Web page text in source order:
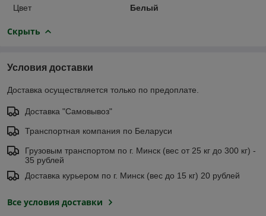
Цвет
Белый
Скрыть
Условия доставки
Доставка осуществляется только по предоплате.
Доставка "Самовывоз"
Транспортная компания по Беларуси
Грузовым транспортом по г. Минск (вес от 25 кг до 300 кг) -
35 рублей
Доставка курьером по г. Минск (вес до 15 кг) 20 рублей
Все условия доставки